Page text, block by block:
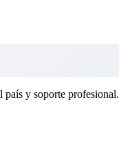
país y soporte profesional.